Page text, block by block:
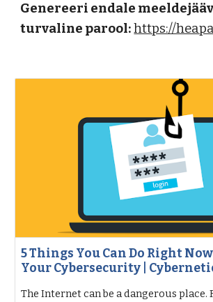
Genereeri endale
turvaline parool: https://
5 Things You Can Do Right
Your Cybersecurity |
The Internet can be a dangerous place.